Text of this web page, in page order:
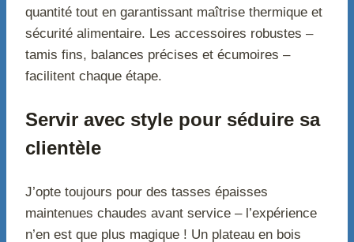
quantité tout en garantissant maîtrise thermique et
sécurité alimentaire. Les accessoires robustes –
tamis fins, balances précises et écumoires –
facilitent chaque étape.
Servir avec style pour séduire sa
clientèle
J’opte toujours pour des tasses épaisses
maintenues chaudes avant service – l’expérience
n’en est que plus magique ! Un plateau en bois